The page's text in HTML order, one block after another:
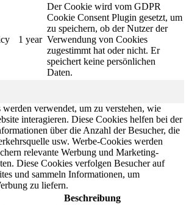
1 year
Der Cookie wird vom GDPR
Cookie Consent Plugin gesetzt, um
zu speichern, ob der Nutzer der
Verwendung von Cookies
zugestimmt hat oder nicht. Er
speichert keine persönlichen
Daten.
verwendet, um zu verstehen, wie
interagieren. Diese Cookies helfen bei der
über die Anzahl der Besucher, die
usw. Werbe-Cookies werden
relevante Werbung und Marketing-
Diese Cookies verfolgen Besucher auf
und sammeln Informationen, um
zu liefern.
Beschreibung